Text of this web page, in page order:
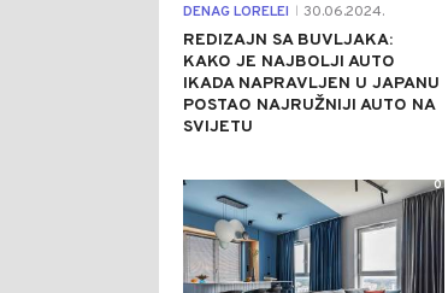
DENAG LORELEI 30.06.2024.
REDIZAJN SA BUVLJAKA:
KAKO JE NAJBOLJI AUTO
IKADA NAPRAVLJEN U JAPANU
POSTAO NAJRUŽNIJI AUTO NA
SVIJETU
0